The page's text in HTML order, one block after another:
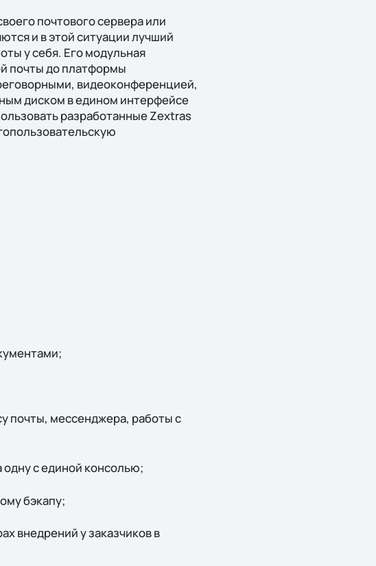
почтового сервера или
и в этой ситуации лучший
у себя. Его модульная
почты до платформы
видеоконференцией,
диском в едином интерфейсе
разработанные Zextras
почты, мессенджера, работы с
с единой консолью;
бэкапу;
внедрений у заказчиков в